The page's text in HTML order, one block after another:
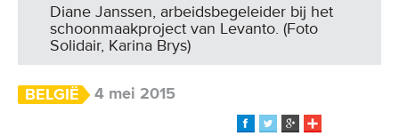
Diane Janssen, arbeidsbegeleider bij het
schoonmaakproject van Levanto. (Foto
Solidair, Karina Brys)
BELGIË 4 mei 2015